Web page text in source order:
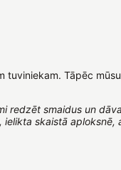
Tāpēc
smaidus un
skaistā